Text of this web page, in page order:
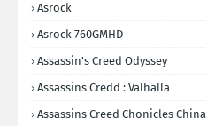
Asrock
Asrock 760GMHD
Assassin's Creed Odyssey
Assassins Credd : Valhalla
Assassins Creed Chonicles China